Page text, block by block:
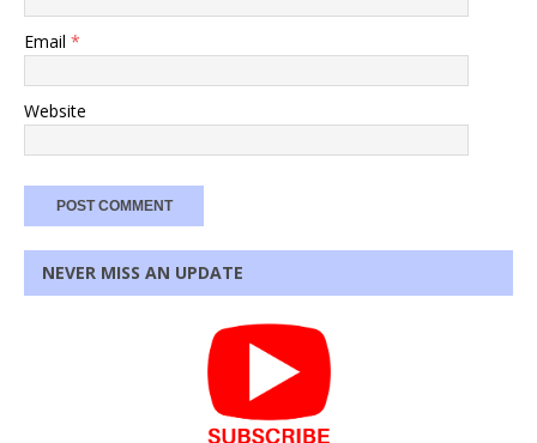
Email *
Website
NEVER MISS AN UPDATE